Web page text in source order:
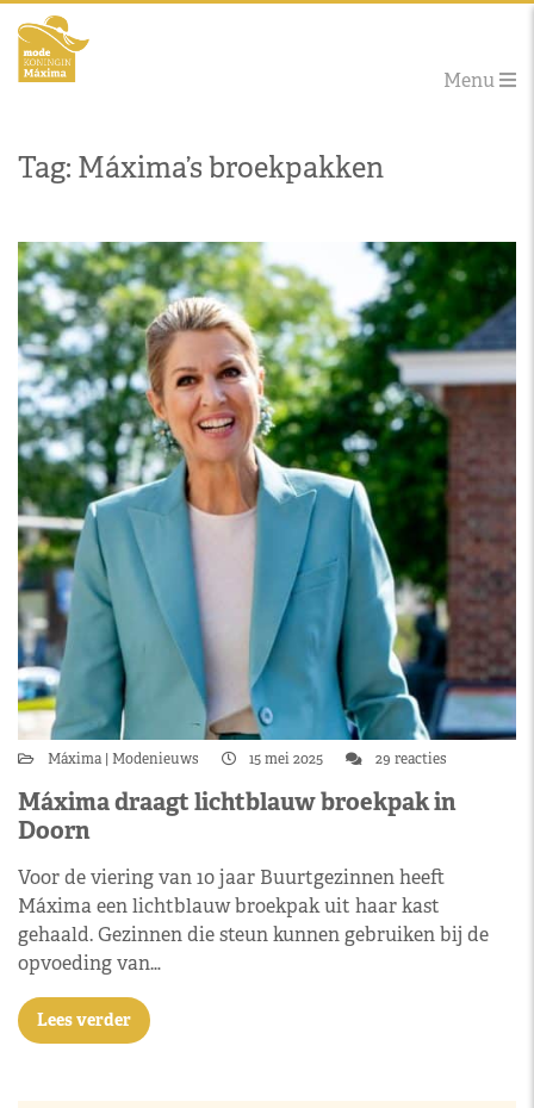
Menu
Tag: Máxima’s broekpakken
Máxima Modenieuws 15 mei 2025 29 reacties
Máxima draagt lichtblauw broekpak in
Doorn
Voor de viering van 10 jaar Buurtgezinnen heeft
Máxima een lichtblauw broekpak uit haar kast
gehaald. Gezinnen die steun kunnen gebruiken bij de
opvoeding van…
Lees verder